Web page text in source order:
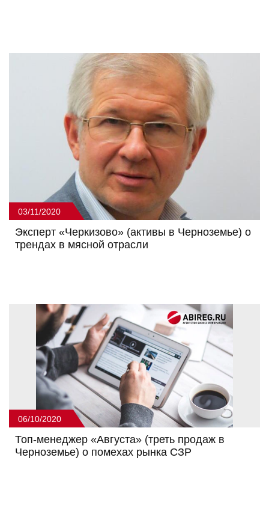
03/11/2020
Эксперт «Черкизово» (активы в Черноземье) о
трендах в мясной отрасли
06/10/2020
Топ-менеджер «Августа» (треть продаж в
Черноземье) о помехах рынка СЗР